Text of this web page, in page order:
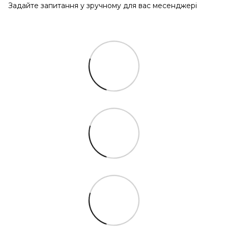
Задайте запитання у зручному для вас месенджері